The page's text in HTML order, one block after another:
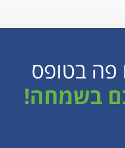
פה בטופס
בשמחה!